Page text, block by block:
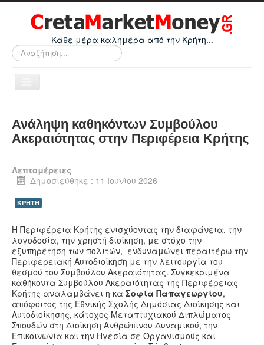
Κάθε μέρα καλημέρα από την Κρήτη...
Αναζήτηση...
Εναλλαγή
πλοήγησης
Οικονομικά
Ελλάδα
Απόψεις
Τεχνολογία
Υγεία
Πολιτισμός
Αθλητικά
Βίντεο
Ανάληψη καθηκόντων Συμβούλου
Ακεραιότητας στην Περιφέρεια Κρήτης
Λεπτομέρειες
Δημοσιεύθηκε : 11 Ιουνίου 2026
ΚΡΗΤΗ
Η Περιφέρεια Κρήτης ενισχύοντας την διαφάνεια, την
λογοδοσία, την χρηστή διοίκηση, με στόχο την
εξυπηρέτηση των πολιτών, ενδυναμώνει περαιτέρω την
Περιφερειακή Αυτοδιοίκηση με την λειτουργία του
θεσμού του Συμβούλου Ακεραιότητας. Συγκεκριμένα
καθήκοντα Συμβούλου Ακεραιότητας της Περιφέρειας
Κρήτης αναλαμβάνει η κα Σοφία Παπαγεωργίου,
απόφοιτος της Εθνικής Σχολής Δημόσιας Διοίκησης και
Αυτοδιοίκησης, κάτοχος Μεταπτυχιακού Διπλώματος
Σπουδών στη Διοίκηση Ανθρώπινου Δυναμικού, την
Επικοινωνία και την Ηγεσία σε Οργανισμούς και